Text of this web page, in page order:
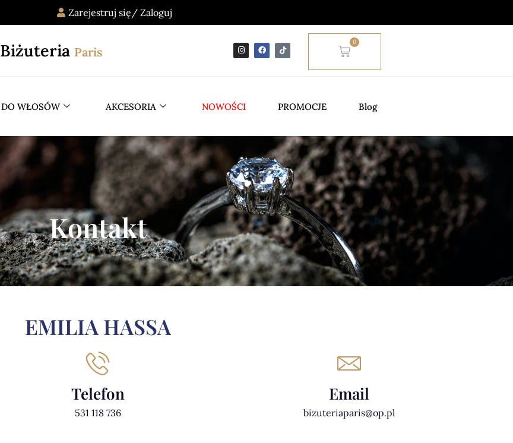
Zarejestruj się/ Zaloguj
Biżuteria Paris
0
DO WŁOSÓW AKCESORIA NOWOŚCI PROMOCJE Blog
Kontakt
EMILIA HASSA
Telefon
531 118 736
Email
bizuteriaparis@op.pl